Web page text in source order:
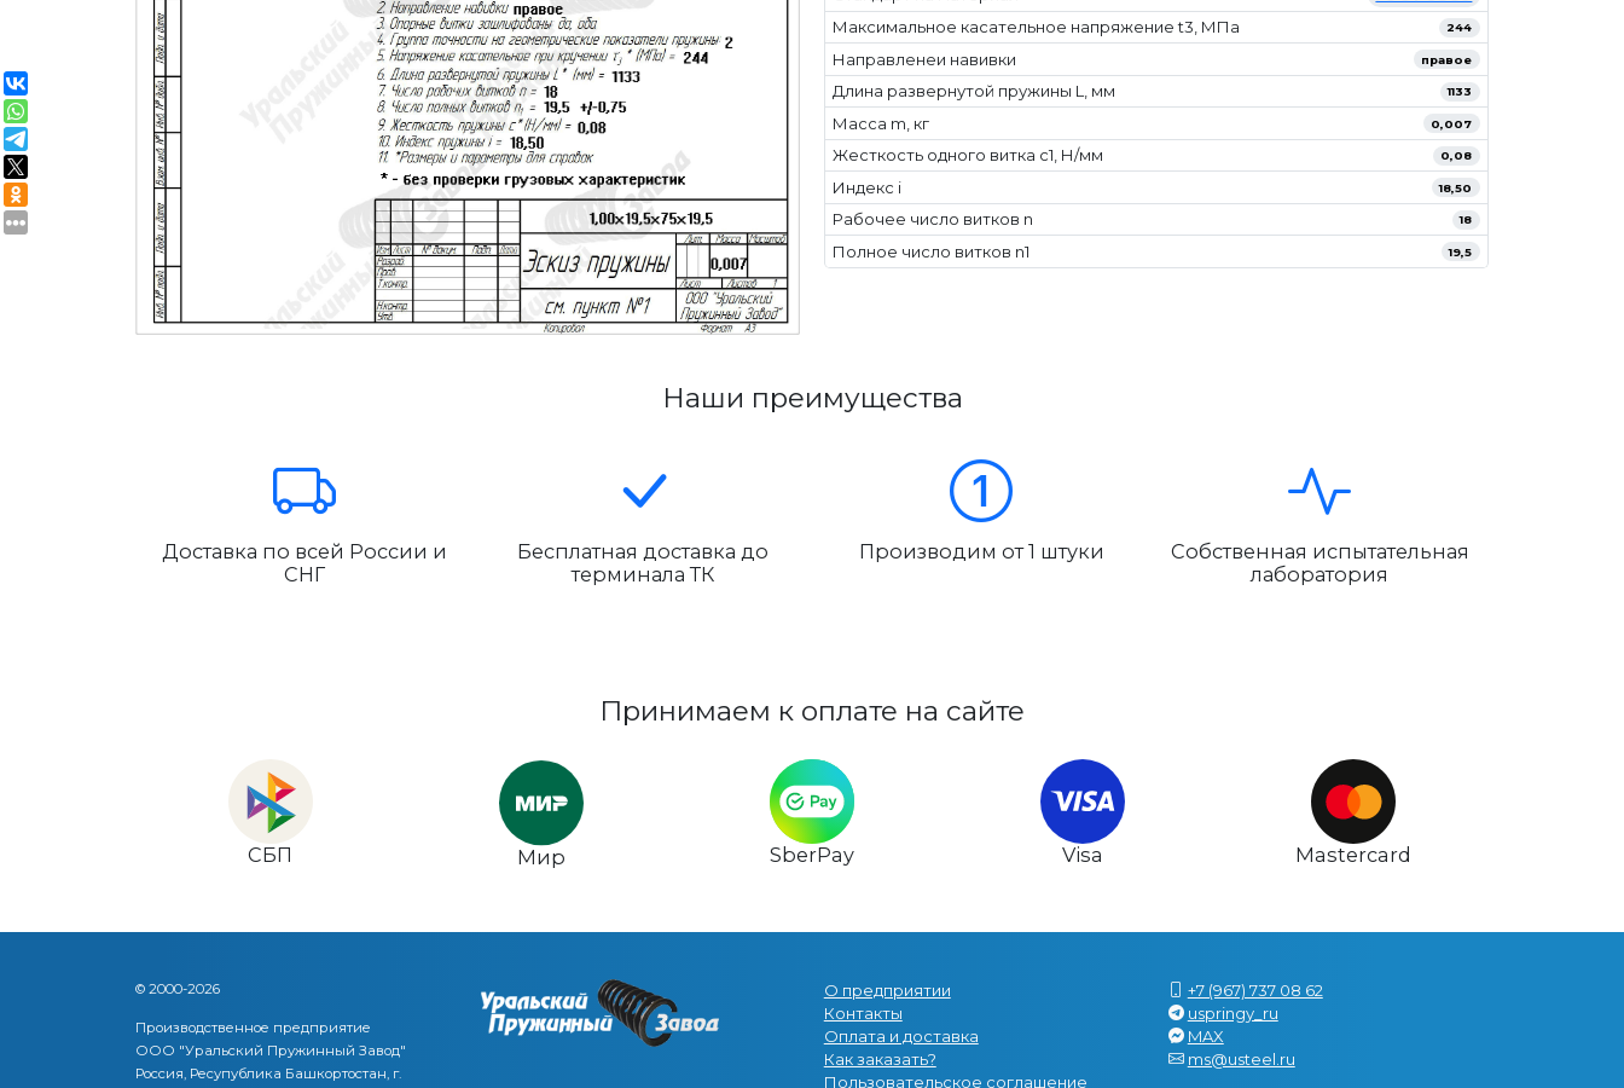
Максимальное касательное напряжение t3, МПа
244
Направленеи навивки правое
Длина развернутой пружины L, мм 1133
Масса m, кг 0,007
Жесткость одного витка c1, Н/мм 0,08
Индекс i 18,50
Рабочее число витков n 18
Полное число витков n1 19,5
Наши преимущества
Доставка по всей России и
СНГ
Бесплатная доставка до
терминала ТК
Производим от 1 штуки
Собственная испытательная
лаборатория
Принимаем к оплате на сайте
СБП Мир SberPay Visa Mastercard
© 2000-2026
Производственное предприятие
ООО "Уральский Пружинный Завод"
Россия, Ресупублика Башкортостан, г.
О предприятии
Контакты
Оплата и доставка
Как заказать?
Пользовательское соглашение
+7 (967) 737 08 62
uspringy_ru
MAX
ms@usteel.ru